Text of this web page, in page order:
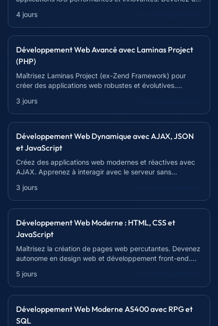
4 jours
Développement Web Avancé avec Laminas Project
(PHP)
Maîtrisez Laminas Project (ex-Zend Framework) pour
créer des applications web robustes et évolutives.
3 jours
Développement Web Dynamique avec AJAX, JSON
et JavaScript
Créez des applications web modernes et réactives avec
AJAX. Apprenez à interagir avec le serveur sans
3 jours
Développement Web Moderne : HTML, CSS et
JavaScript
Maîtrisez la création de pages web percutantes. Devenez
autonome en design web et développement front-end.
5 jours
Développement Web Moderne AS400 avec RPG et
SQL